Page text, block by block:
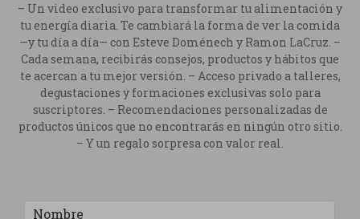
– Un video exclusivo para transformar tu alimentación y
tu energía diaria. Te cambiará la forma de ver la comida
—y tu día a día— con Esteve Doménech y Ramon LaCruz. –
Cada semana, recibirás consejos, productos y hábitos que
te acercan a tu mejor versión. – Acceso privado a talleres,
degustaciones y formaciones exclusivas solo para
suscriptores. – Recomendaciones personalizadas de
productos únicos que no encontrarás en ningún otro sitio.
– Y un regalo sorpresa con valor real.